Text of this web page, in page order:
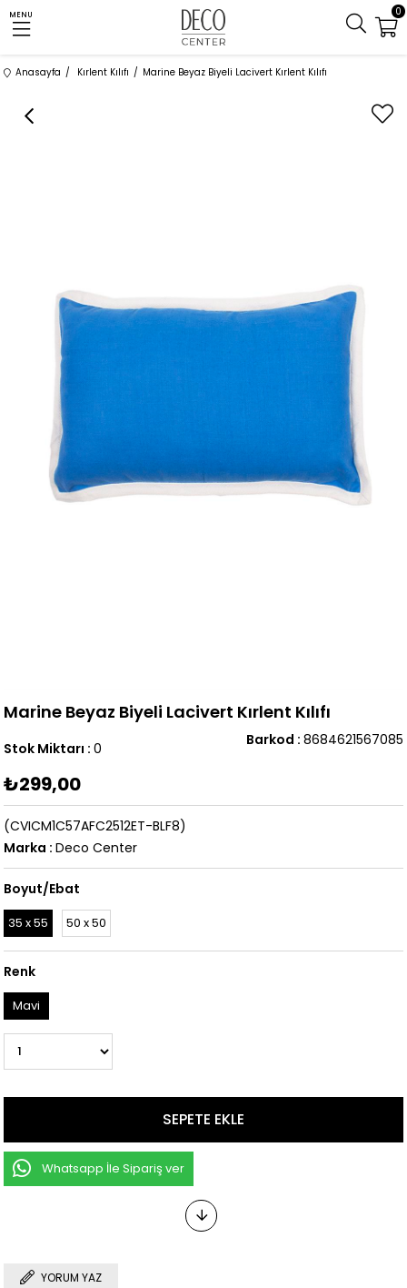
MENU 0
Anasayfa Kırlent Kılıfı Marine Beyaz Biyeli Lacivert Kırlent Kılıfı
Marine Beyaz Biyeli Lacivert Kırlent Kılıfı
Barkod : 8684621567085
Stok Miktarı : 0
₺299,00
(CVICM1C57AFC2512ET-BLF8)
Marka : Deco Center
Boyut/Ebat
35 x 55 50 x 50
Renk
Mavi
Whatsapp İle Sipariş ver
YORUM YAZ